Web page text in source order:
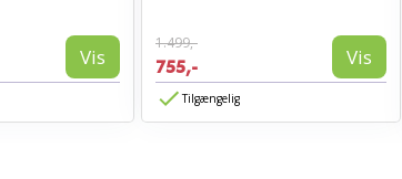
Vis
1.499,-
755,- Vis
Tilgængelig